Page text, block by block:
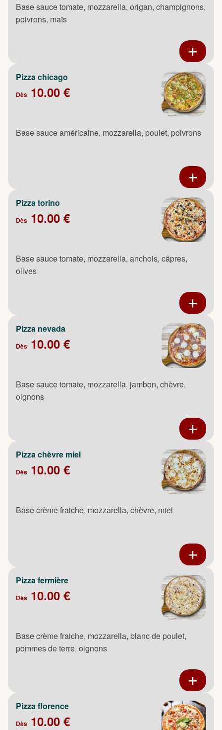
Base sauce tomate, mozzarella, origan, champignons,
poivrons, maïs
Pizza chicago
Dès 10.00 €
Base sauce américaine, mozzarella, poulet, poivrons
Pizza torino
Dès 10.00 €
Base sauce tomate, mozzarella, anchois, câpres,
olives
Pizza nevada
Dès 10.00 €
Base sauce tomate, mozzarella, jambon, chèvre,
oignons
Pizza chèvre miel
Dès 10.00 €
Base crème fraiche, mozzarella, chèvre, miel
Pizza fermière
Dès 10.00 €
Base crème fraiche, mozzarella, blanc de poulet,
pommes de terre, oignons
Pizza florence
Dès 10.00 €